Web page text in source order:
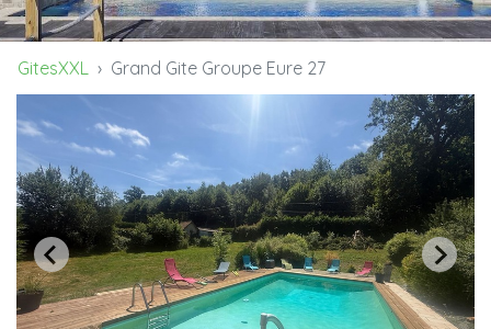
GitesXXL Grand Gite Groupe Eure 27